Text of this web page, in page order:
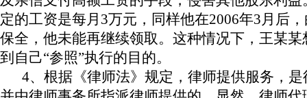
定的工资是每月 3万元，同样他在2006年3月后
保全，他未能再继续领取。这种情况下，王某
到自己“参照”执行的目的。
4、根据《律师法》规定，律师提供服务，